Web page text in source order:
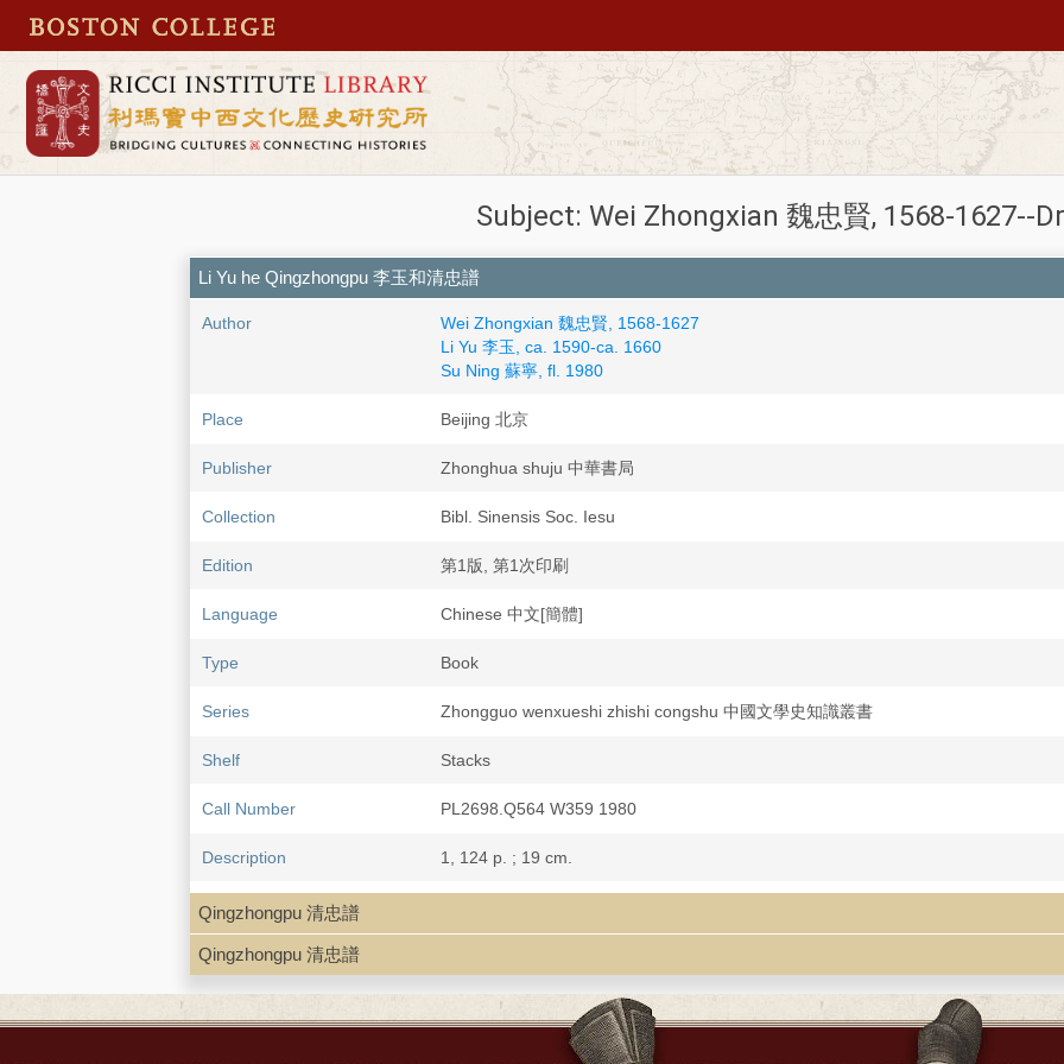
Subject: Wei Zhongxian 魏忠賢, 1568-1627--
Li Yu he Qingzhongpu 李玉和清忠譜
Author
Wei Zhongxian 魏忠賢, 1568-1627
Li Yu 李玉, ca. 1590-ca. 1660
Su Ning 蘇寧, fl. 1980
Place Beijing 北京
Publisher Zhonghua shuju 中華書局
Collection Bibl. Sinensis Soc. Iesu
Edition 第1版, 第1次印刷
Language Chinese 中文[簡體]
Type Book
Series Zhongguo wenxueshi zhishi congshu 中國文學史知識叢書
Shelf Stacks
Call Number PL2698.Q564 W359 1980
Description 1, 124 p. ; 19 cm.
Note
Includes bibliographical references.
Qingzhongpu 清忠譜
Qingzhongpu 清忠譜